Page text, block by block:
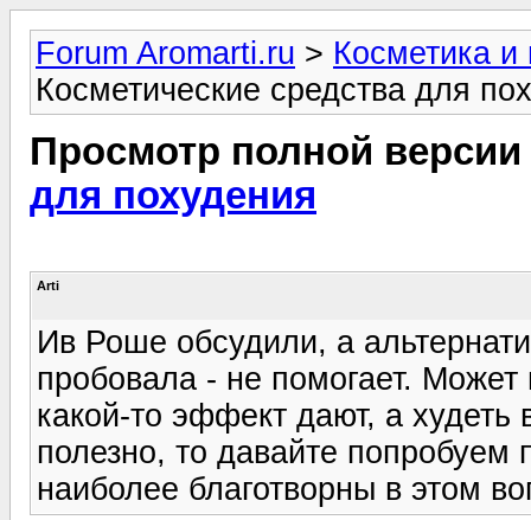
Forum Aromarti.ru > Косметика
Косметические средства для
Просмотр полной
для похудения
Arti
Ив Роше обсудили, а
пробовала - не помогает. Может
какой-то эффект дают, а
полезно, то давайте
наиболее благотворны в этом